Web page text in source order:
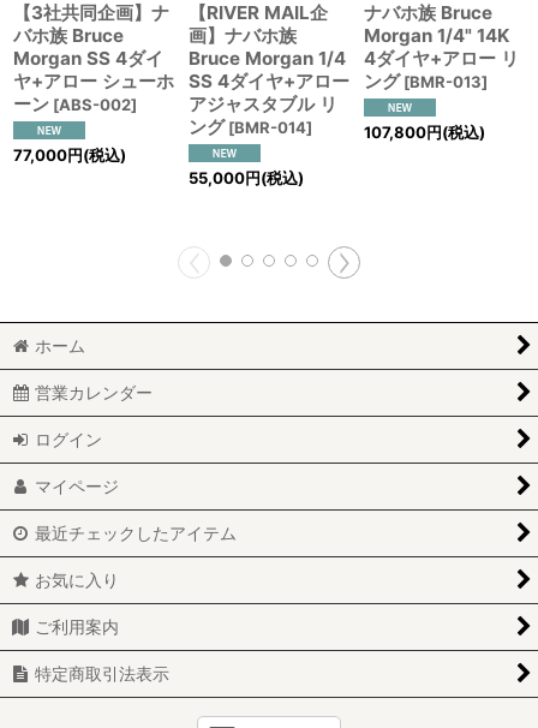
【3社共同企画】ナ
バホ族 Bruce
Morgan SS 4ダイ
ヤ+アロー シューホ
ーン [ABS-002]
77,000円(税込)
【RIVER MAIL企
画】ナバホ族
Bruce Morgan 1/4
SS 4ダイヤ+アロー
アジャスタブル リ
ング [BMR-014]
55,000円(税込)
ナバホ族 Bruce
Morgan 1/4" 14K
4ダイヤ+アロー リ
ング [BMR-013]
107,800円(税込)
ホーム
営業カレンダー
ログイン
マイページ
最近チェックしたアイテム
お気に入り
ご利用案内
特定商取引法表示